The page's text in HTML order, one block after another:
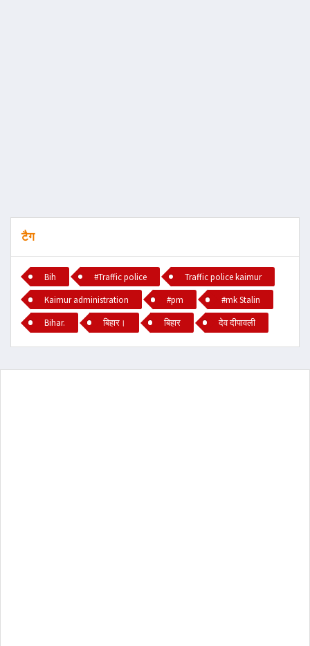
टैग
Bih #Traffic police
Traffic police kaimur
Kaimur administration
#pm
#mk Stalin
Bihar.
बिहार। बिहार देव दीपावली